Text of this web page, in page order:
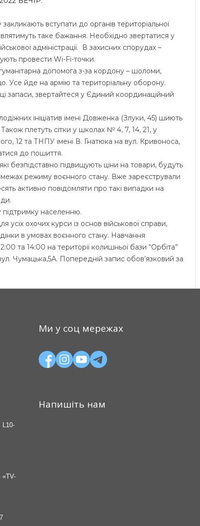
вступати до органів територіальної
таке бажання. Необхідно звертатися у
адміністрації. В захисних спорудах –
провести Wi-Fi-точки.
допомога з-за кордону – шоломи,
Усе йде на армію та територіальну оборону.
запаси, звертайтеся у Єдиний координаційний
ініціатив імені Довженка (Злуки, 45) шиють
Також плетуть сітки у школах № 4, 7, 14, 21, у
12 та ТНПУ імені В. Гнатюка на вул. Кривоноса,
до пошиття.
безпідставно підвищують ціни на товари, будуть
межах режиму воєнного стану. Вже зареєстрували
активно повідомляти про такі випадки на
населенню.
усіх охочих курси із основ військової справи,
в умовах воєнного стану. Навчання
та 14:00 на території колишньої бази “Орбіта”
Чумацька,5А. Попередній запис обов’язковий за
L10-
«TV-
Ми у соц мережах
Напишіть нам